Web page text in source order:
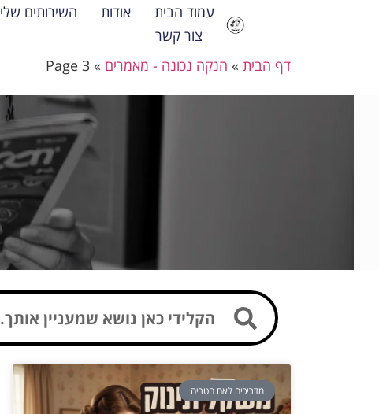
עמוד הבית אודות השירותים שלי
צור קשר
דף הבית » הנקה נכונה - מאמרים »
Page 3
מדריכים לאם הטריה